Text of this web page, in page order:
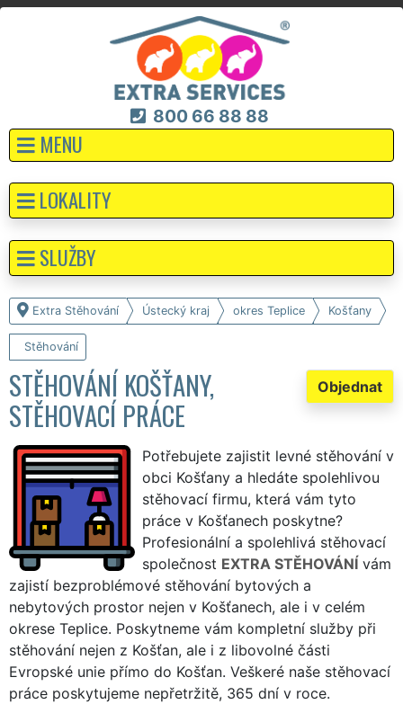
800 66 88 88
MENU
Extra Stěhování Ústecký kraj okres Teplice Košťany
Stěhování
Objednat
STĚHOVÁNÍ KOŠŤANY,
STĚHOVACÍ PRÁCE
Potřebujete zajistit levné stěhování v
obci Košťany a hledáte spolehlivou
stěhovací firmu, která vám tyto
práce v Košťanech poskytne?
Profesionální a spolehlivá stěhovací
společnost EXTRA STĚHOVÁNÍ vám
zajistí bezproblémové stěhování bytových a
nebytových prostor nejen v Košťanech, ale i v celém
okrese Teplice. Poskytneme vám kompletní služby při
stěhování nejen z Košťan, ale i z libovolné části
Evropské unie přímo do Košťan. Veškeré naše stěhovací
práce poskytujeme nepřetržitě, 365 dní v roce.
LOKALITY
SLUŽBY